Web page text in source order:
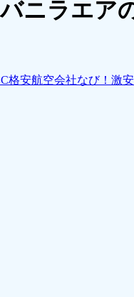
ニラエア
格安航空会社なび！激